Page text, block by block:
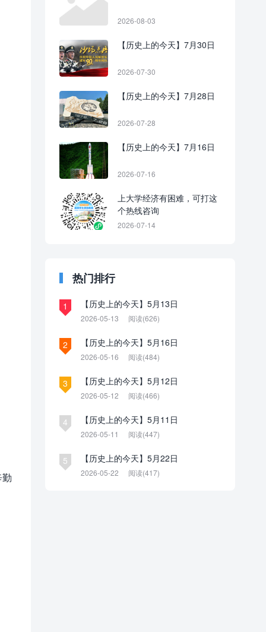
2026-08-03
【历史上的今天】7月30日
2026-07-30
【历史上的今天】7月28日
2026-07-28
【历史上的今天】7月16日
2026-07-16
上大学经济有困难，可打这
个热线咨询
2026-07-14
热门排行
1 【历史上的今天】5月13日
2026-05-13 阅读(626)
2 【历史上的今天】5月16日
2026-05-16 阅读(484)
3 【历史上的今天】5月12日
2026-05-12 阅读(466)
4 【历史上的今天】5月11日
2026-05-11 阅读(447)
5 【历史上的今天】5月22日
2026-05-22 阅读(417)